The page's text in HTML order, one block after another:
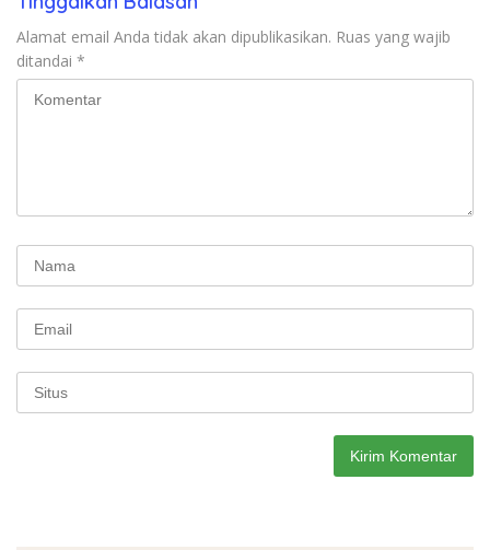
Alamat email Anda tidak akan dipublikasikan. Ruas yang wajib
ditandai *